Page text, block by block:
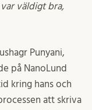
väldigt bra,
Punyani,
på NanoLund
kring hans och
att skriva